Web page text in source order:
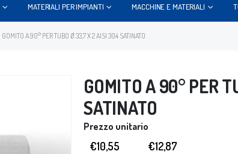
MATERIALI PER IMPIANTI MACCHINE E MATERIALI
GOMITO A 90° PER TUBO Ø 33,7 X 2 AISI 304 SATINATO
GOMITO A 90° PER
SATINATO
Prezzo unitario
€10,55 €12,87